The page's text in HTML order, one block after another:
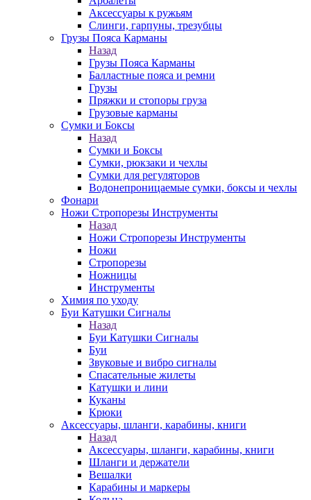
Аксессуары к ружьям
Слинги, гарпуны, трезубцы
Грузы Пояса Карманы
Назад
Грузы Пояса Карманы
Балластные пояса и ремни
Грузы
Пряжки и стопоры груза
Грузовые карманы
Сумки и Боксы
Назад
Сумки и Боксы
Сумки, рюкзаки и чехлы
Сумки для регуляторов
Водонепроницаемые сумки, боксы и чехлы
Фонари
Ножи Стропорезы Инструменты
Назад
Ножи Стропорезы Инструменты
Ножи
Стропорезы
Ножницы
Инструменты
Химия по уходу
Буи Катушки Сигналы
Назад
Буи Катушки Сигналы
Буи
Звуковые и вибро сигналы
Спасательные жилеты
Катушки и лини
Куканы
Крюки
Аксессуары, шланги, карабины, книги
Назад
Аксессуары, шланги, карабины, книги
Шланги и держатели
Вешалки
Карабины и маркеры